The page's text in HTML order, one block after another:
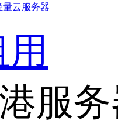
量云服务器
服